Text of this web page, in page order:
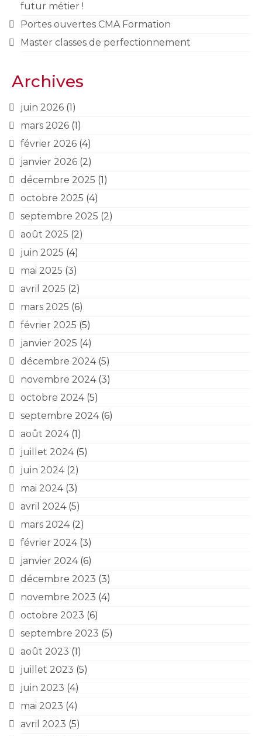
futur métier !
Portes ouvertes CMA Formation
Master classes de perfectionnement
Archives
juin 2026 (1)
mars 2026 (1)
février 2026 (4)
janvier 2026 (2)
décembre 2025 (1)
octobre 2025 (4)
septembre 2025 (2)
août 2025 (2)
juin 2025 (4)
mai 2025 (3)
avril 2025 (2)
mars 2025 (6)
février 2025 (5)
janvier 2025 (4)
décembre 2024(5)
novembre 2024(3)
octobre 2024(5)
septembre 2024(6)
août 2024(1)
juillet 2024(5)
juin 2024(2)
mai 2024(3)
avril 2024(5)
mars 2024(2)
février 2024(3)
janvier 2024(6)
décembre 2023 (3)
novembre 2023 (4)
octobre 2023 (6)
septembre 2023 (5)
août 2023 (1)
juillet 2023 (5)
juin 2023 (4)
mai 2023 (4)
avril 2023 (5)